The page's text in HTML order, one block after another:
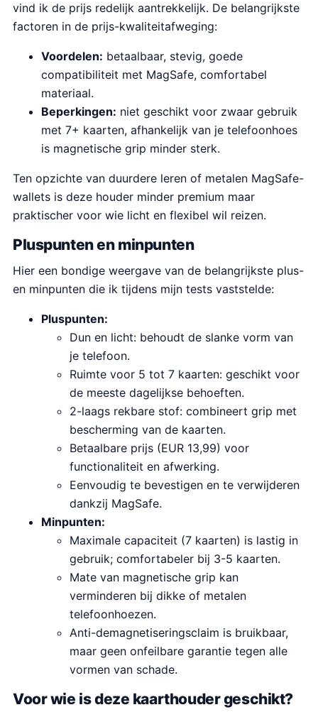
vind ik de prijs redelijk aantrekkelijk. De belangrijkste
factoren in de prijs-kwaliteitafweging:
Voordelen: betaalbaar, stevig, goede
compatibiliteit met MagSafe, comfortabel
materiaal.
Beperkingen: niet geschikt voor zwaar gebruik
met 7+ kaarten, afhankelijk van je telefoonhoes
is magnetische grip minder sterk.
Ten opzichte van duurdere leren of metalen MagSafe-
wallets is deze houder minder premium maar
praktischer voor wie licht en flexibel wil reizen.
Pluspunten en minpunten
Hier een bondige weergave van de belangrijkste plus-
en minpunten die ik tijdens mijn tests vaststelde:
Pluspunten:
Dun en licht: behoudt de slanke vorm van
je telefoon.
Ruimte voor 5 tot 7 kaarten: geschikt voor
de meeste dagelijkse behoeften.
2-laags rekbare stof: combineert grip met
bescherming van de kaarten.
Betaalbare prijs (EUR 13,99) voor
functionaliteit en afwerking.
Eenvoudig te bevestigen en te verwijderen
dankzij MagSafe.
Minpunten:
Maximale capaciteit (7 kaarten) is lastig in
gebruik; comfortabeler bij 3-5 kaarten.
Mate van magnetische grip kan
verminderen bij dikke of metalen
telefoonhoezen.
Anti-demagnetiseringsclaim is bruikbaar,
maar geen onfeilbare garantie tegen alle
vormen van schade.
Voor wie is deze kaarthouder geschikt?